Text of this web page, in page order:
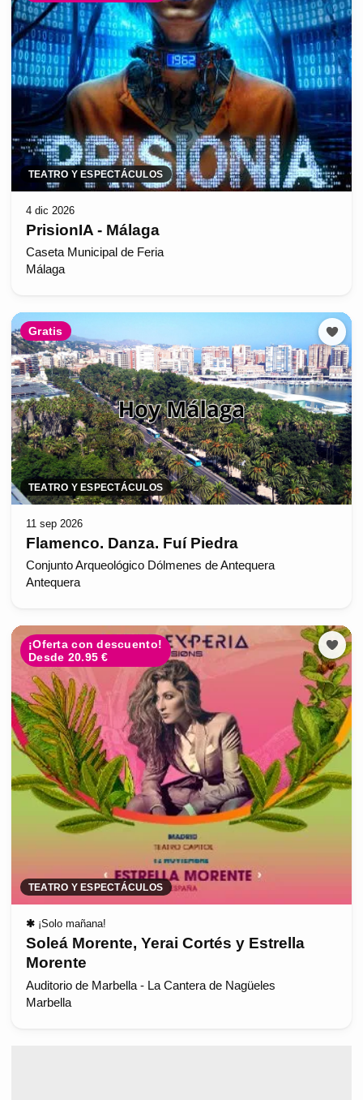
TEATRO Y ESPECTÁCULOS
4 dic 2026
PrisionIA - Málaga
Caseta Municipal de Feria
Málaga
Gratis
TEATRO Y ESPECTÁCULOS
11 sep 2026
Flamenco. Danza. Fuí Piedra
Conjunto Arqueológico Dólmenes de Antequera
Antequera
¡Oferta con descuento!
Desde 20.95 €
TEATRO Y ESPECTÁCULOS
✱ ¡Solo mañana!
Soleá Morente, Yerai Cortés y Estrella
Morente
Auditorio de Marbella - La Cantera de Nagüeles
Marbella